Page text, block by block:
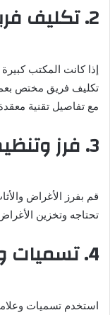
2. تكليف فريق مختص
إذا كانت المكتب
تكليف فريق مختص
مع تفاصيل تقنية
3. فرز وتنظيم
قم بفرز الأغراض
تحتاجه وتخزين
4. تسميات وعلامات
استخدم تسميات